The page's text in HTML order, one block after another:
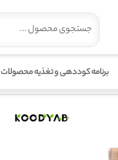
برنامه کوددهی و تغذیه محصولات